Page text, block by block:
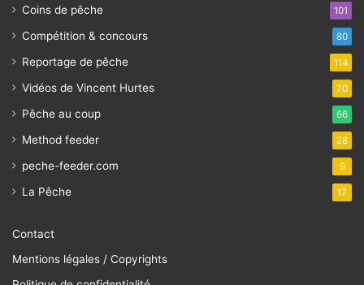
Coins de pêche 101
Compétition & concours 80
Reportage de pêche 114
Vidéos de Vincent Hurtes 70
Pêche au coup 66
Method feeder 28
peche-feeder.com 9
La Pêche 17
Contact
Mentions légales / Copyrights